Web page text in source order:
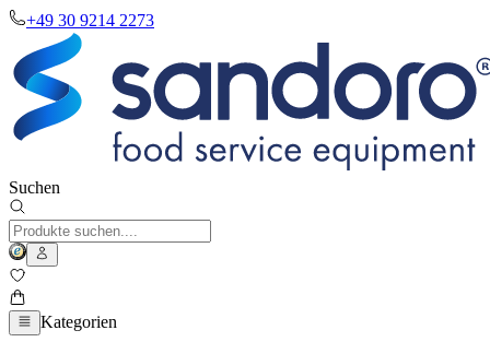
+49 30 9214 2273
Suchen
Kategorien